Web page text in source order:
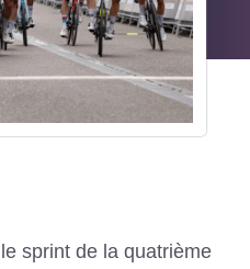
sprint de la quatrième